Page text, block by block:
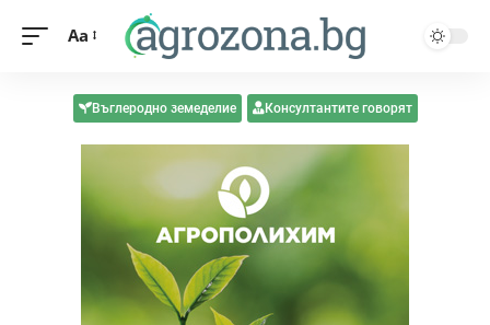
Aa
Въглеродно земеделие Консултантите говорят